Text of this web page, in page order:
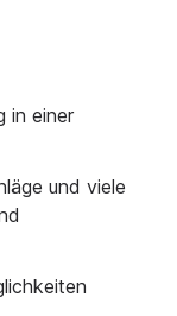
in einer
und viele